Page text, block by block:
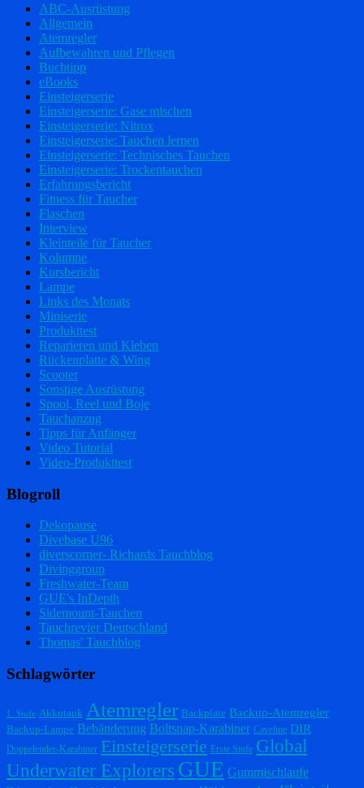
ABC-Ausrüstung
Allgemein
Atemregler
Aufbewahren und Pflegen
Buchtipp
eBooks
Einsteigerserie
Einsteigerserie: Gase mischen
Einsteigerserie: Nitrox
Einsteigerserie: Tauchen lernen
Einsteigerserie: Technisches Tauchen
Einsteigerserie: Trockentauchen
Erfahrungsbericht
Fitness für Taucher
Flaschen
Interview
Kleinteile für Taucher
Kolumne
Kursbericht
Lampe
Links des Monats
Miniserie
Produkttest
Reparieren und Kleben
Rückenplatte & Wing
Scooter
Sonstige Ausrüstung
Spool, Reel und Boje
Tauchanzug
Tipps für Anfänger
Video Tutorial
Video-Produkttest
Blogroll
Dekopause
Divebase U96
diverscorner- Richards Tauchblog
Divinggroup
Freshwater-Team
GUE's InDepth
Sidemount-Tauchen
Tauchrevier Deutschland
Thomas' Tauchblog
Schlagwörter
1. Stufe Akkutank Atemregler Backplate Backup-Atemregler
Backup-Lampe Bebänderung Boltsnap-Karabiner Caveline DIR
Doppelender-Karabiner Einsteigerserie Erste Stufe Global
Underwater Explorers GUE Gummischlaufe